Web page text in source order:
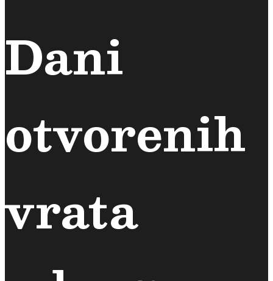
Dani
otvorenih
vrata